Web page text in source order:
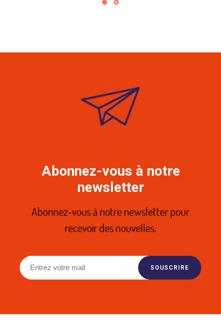
Abonnez-vous à notre
newsletter
Abonnez-vous à notre newsletter pour
recevoir des nouvelles.